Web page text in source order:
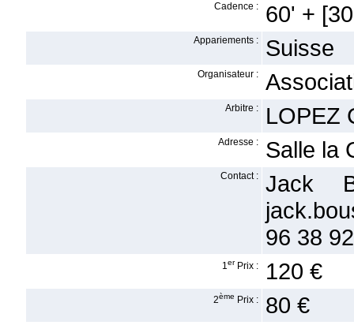
Cadence : 60' +
Appariements : Suisse
Organisateur :
Arbitre : LOPEZ
Adresse : Salle la
Contact :
Jack
96 38
1er Prix : 120 €
2ème Prix : 80 €